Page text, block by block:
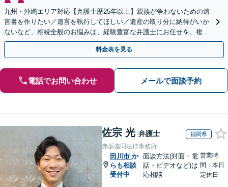
九州・沖縄エリア対応【弁護士歴25年以上】親族が争わないための遺
言書を作りたい／遺言を執行してほしい／遺産の取り分に納得がいか
ないなど、相続全般のお悩みは、経験豊富な弁護士にお任せを。複雑
な問題も粘り強く対応し、解決に導きます。
料金表を見る
電話でお問い合わせ メールで面談予約
佐宗 光 弁護士 福岡県
赤坂協同法律事務所
田川市 か
らも相談
受付中
面談方法(対面・電
話・ビデオなど)は
応相談
営業時
間：本日
定休日